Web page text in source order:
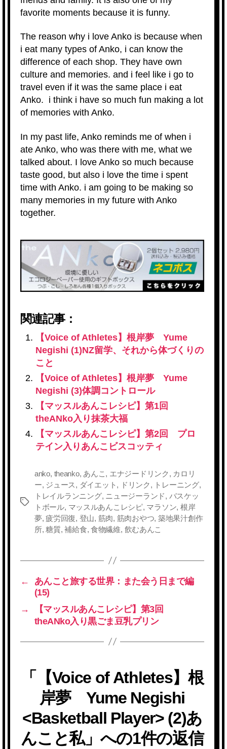
favorite moments because it is funny.
The reason why i love Anko is because when
i eat many types of Anko, i can know the
difference of each shop. They have own
culture and memories. and i feel like i go to
travel even if it was the same place i eat
Anko. i think i have so much fun making a lot
of memories with Anko.
In my past life, Anko reminds me of when i
ate Anko, who was there with me, what we
talked about. I love Anko so much because
taste good, but also i love the time i spent
time with Anko. i am going to be making so
many memories in my future with Anko
together.
関連記事：
【Voice of Athletes】根岸夢 Yume
Negishi (1)NZ留学、それから体づくりの
こと
【Voice of Athletes】根岸夢 Yume
Negishi (3)体調コントロール
【マッスルあんこレシピ】第1回
theANko入り抹茶大福
【マッスルあんこレシピ】第2回 プロ
テイン入りあんこビスコッティ
タ
anko, theanko, あんこ , エナジードリンク , カロリ
ー, ジュース, ダイエット , ドリンク , トレーニング,
トレイルランニング, ニュージーランド, バスケッ
トボール, マッスルあんこレシピ, マラソン, 根岸
夢,疲労回復, 登山, 筋肉, 筋肉おやつ, 築地果汁創作
所,糖質,補給食, 食物繊維, 飲むあんこ
←
あんこと旅する世界：また会う日まで編
(15)
→
【マッスルあんこレシピ】第3回
theANko入り黒ごま豆乳プリン
「【Voice of Athletes】根
岸夢 Yume Negishi
<Basketball Player> (2)あ
んこと私」への1件の返信